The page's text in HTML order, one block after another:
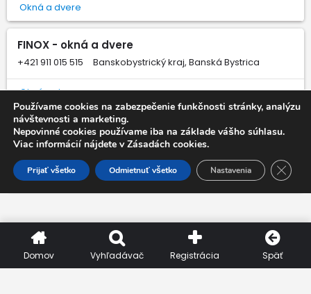
Okná a dvere
FINOX - okná a dvere
+421 911 015 515 Banskobystrický kraj, Banská Bystrica
Okná a dvere
ALL MONT - okná a dvere
+421 915 658 977 Nitriansky kraj, Nitra
Okná a dvere
Domov Vyhľadávač Registrácia Späť
Používame cookies na zabezpečenie funkčnosti stránky, analýzu
návštevnosti a marketing.
Nepovinné cookies používame iba na základe vášho súhlasu.
Viac informácií nájdete v Zásadách cookies.
Prijať všetko Odmietnuť všetko Nastavenia Close